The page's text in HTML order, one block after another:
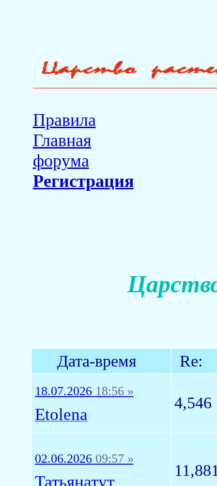
Правила
Главная
форума
Регистрация
Дата-время Re:
18.07.2026 18:56 »
Etolena
4,546
02.06.2026 09:57 »
Татьянатут